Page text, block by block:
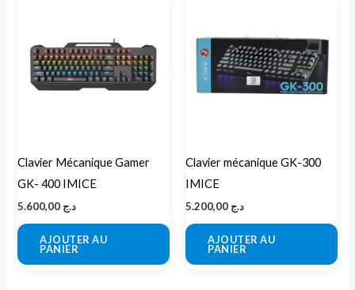
Clavier Mécanique Gamer
GK- 400 IMICE
د.ج
AJOUTER AU
PANIER
Clavier mécanique GK-300
IMICE
د.ج
AJOUTER AU
PANIER